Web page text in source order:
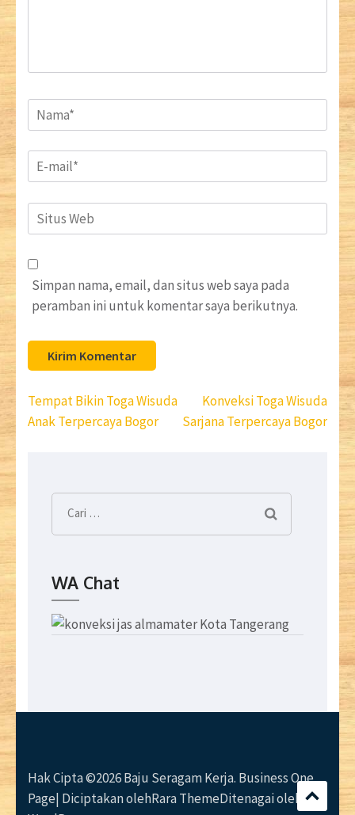
Name*
Email*
Situs
Web
Simpan nama, email, dan situs web saya pada
peramban ini untuk komentar saya berikutnya.
Navigasi
pos
Tempat Bikin Toga Wisuda
Anak Terpercaya Bogor
Konveksi Toga Wisuda
Sarjana Terpercaya Bogor
Cari
untuk:
WA Chat
Hak Cipta ©2026Baju Seragam Kerja. Business One
Page| Diciptakan olehRara ThemeDitenagai oleh